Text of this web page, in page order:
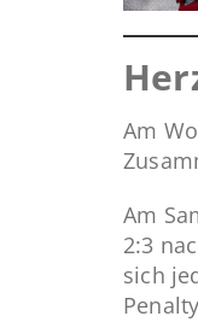
Am
Am
2:3
sich